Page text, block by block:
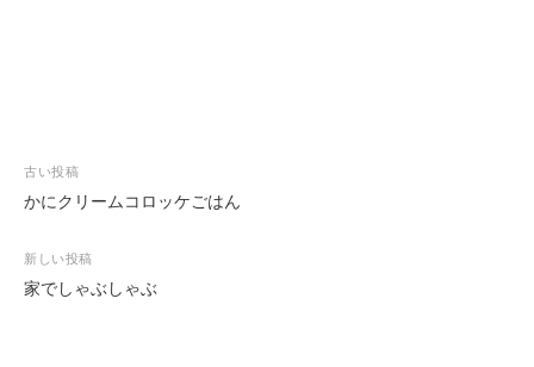
投
稿
ビ
ゲ
古い投稿
かにクリームコロッケごはん
新しい投稿
家でしゃぶしゃぶ